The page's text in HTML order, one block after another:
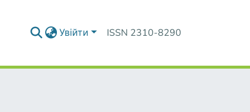
Увійти ISSN 2310-8290